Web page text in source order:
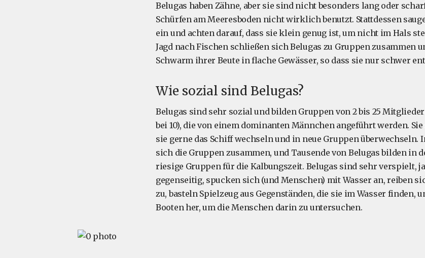
Belugas haben Zähne, aber sie sind nicht besonders lang oder
Schürfen am Meeresboden nicht wirklich benutzt. Stattdessen
ein und achten darauf, dass sie klein genug ist, um nicht im Hals
Jagd nach Fischen schließen sich Belugas zu Gruppen zusammen
Schwarm ihrer Beute in flache Gewässer, so dass sie nur schwer
Wie sozial sind Belugas?
Belugas sind sehr sozial und bilden Gruppen von 2 bis 25
bei 10), die von einem dominanten Männchen angeführt werden.
sie gerne das Schiff wechseln und in neue Gruppen überwechseln.
sich die Gruppen zusammen, und Tausende von Belugas bilden in
riesige Gruppen für die Kalbungszeit. Belugas sind sehr verspielt,
gegenseitig, spucken sich (und Menschen) mit Wasser an, reiben
zu, basteln Spielzeug aus Gegenständen, die sie im Wasser finden,
Booten her, um die Menschen darin zu untersuchen.